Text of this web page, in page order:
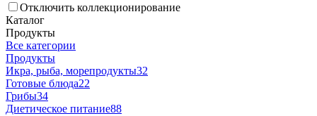
Отключить коллекционирование
Каталог
Продукты
Все категории
Продукты
Икра, рыба, морепродукты32
Готовые блюда22
Грибы34
Диетическое питание88